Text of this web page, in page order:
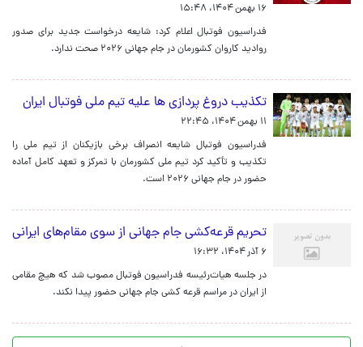
۱۶ بهمن ۱۴۰۴، ۱۵:۴۸
فدراسیون فوتبال اعلام کرد: شایعه درخواست جدید برای صدور
روادید کاروان کشورمان در جام جهانی ۲۰۲۶ صحت ندارد.
تکذیب دروغ پردازی ها علیه تیم ملی فوتبال ایران
۱۱ بهمن ۱۴۰۴، ۲۲:۴۵
فدراسیون فوتبال شایعه انصراف برخی بازیکنان از تیم ملی را
تکذیب و تأکید کرد تیم ملی کشورمان با تمرکز و تعهد کامل آماده
حضور در جام جهانی ۲۰۲۶ است.
تحریم قرعه‌کشی جام جهانی از سوی مقام‌های ایرانی
۶ آذر ۱۴۰۴، ۱۶:۳۲
در جلسه هیات‌رئیسه فدراسیون فوتبال مصوب شد که هیچ مقامی
از ایران در مراسم قرعه کشی جام جهانی حضور پیدا نکند.